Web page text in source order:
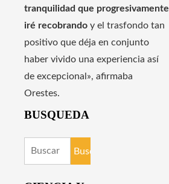
tranquilidad que progresivamente
iré recobrando y el trasfondo tan
positivo que déja en conjunto
haber vivido una experiencia así
de excepcional», afirmaba
Orestes.
BUSQUEDA
Buscar: